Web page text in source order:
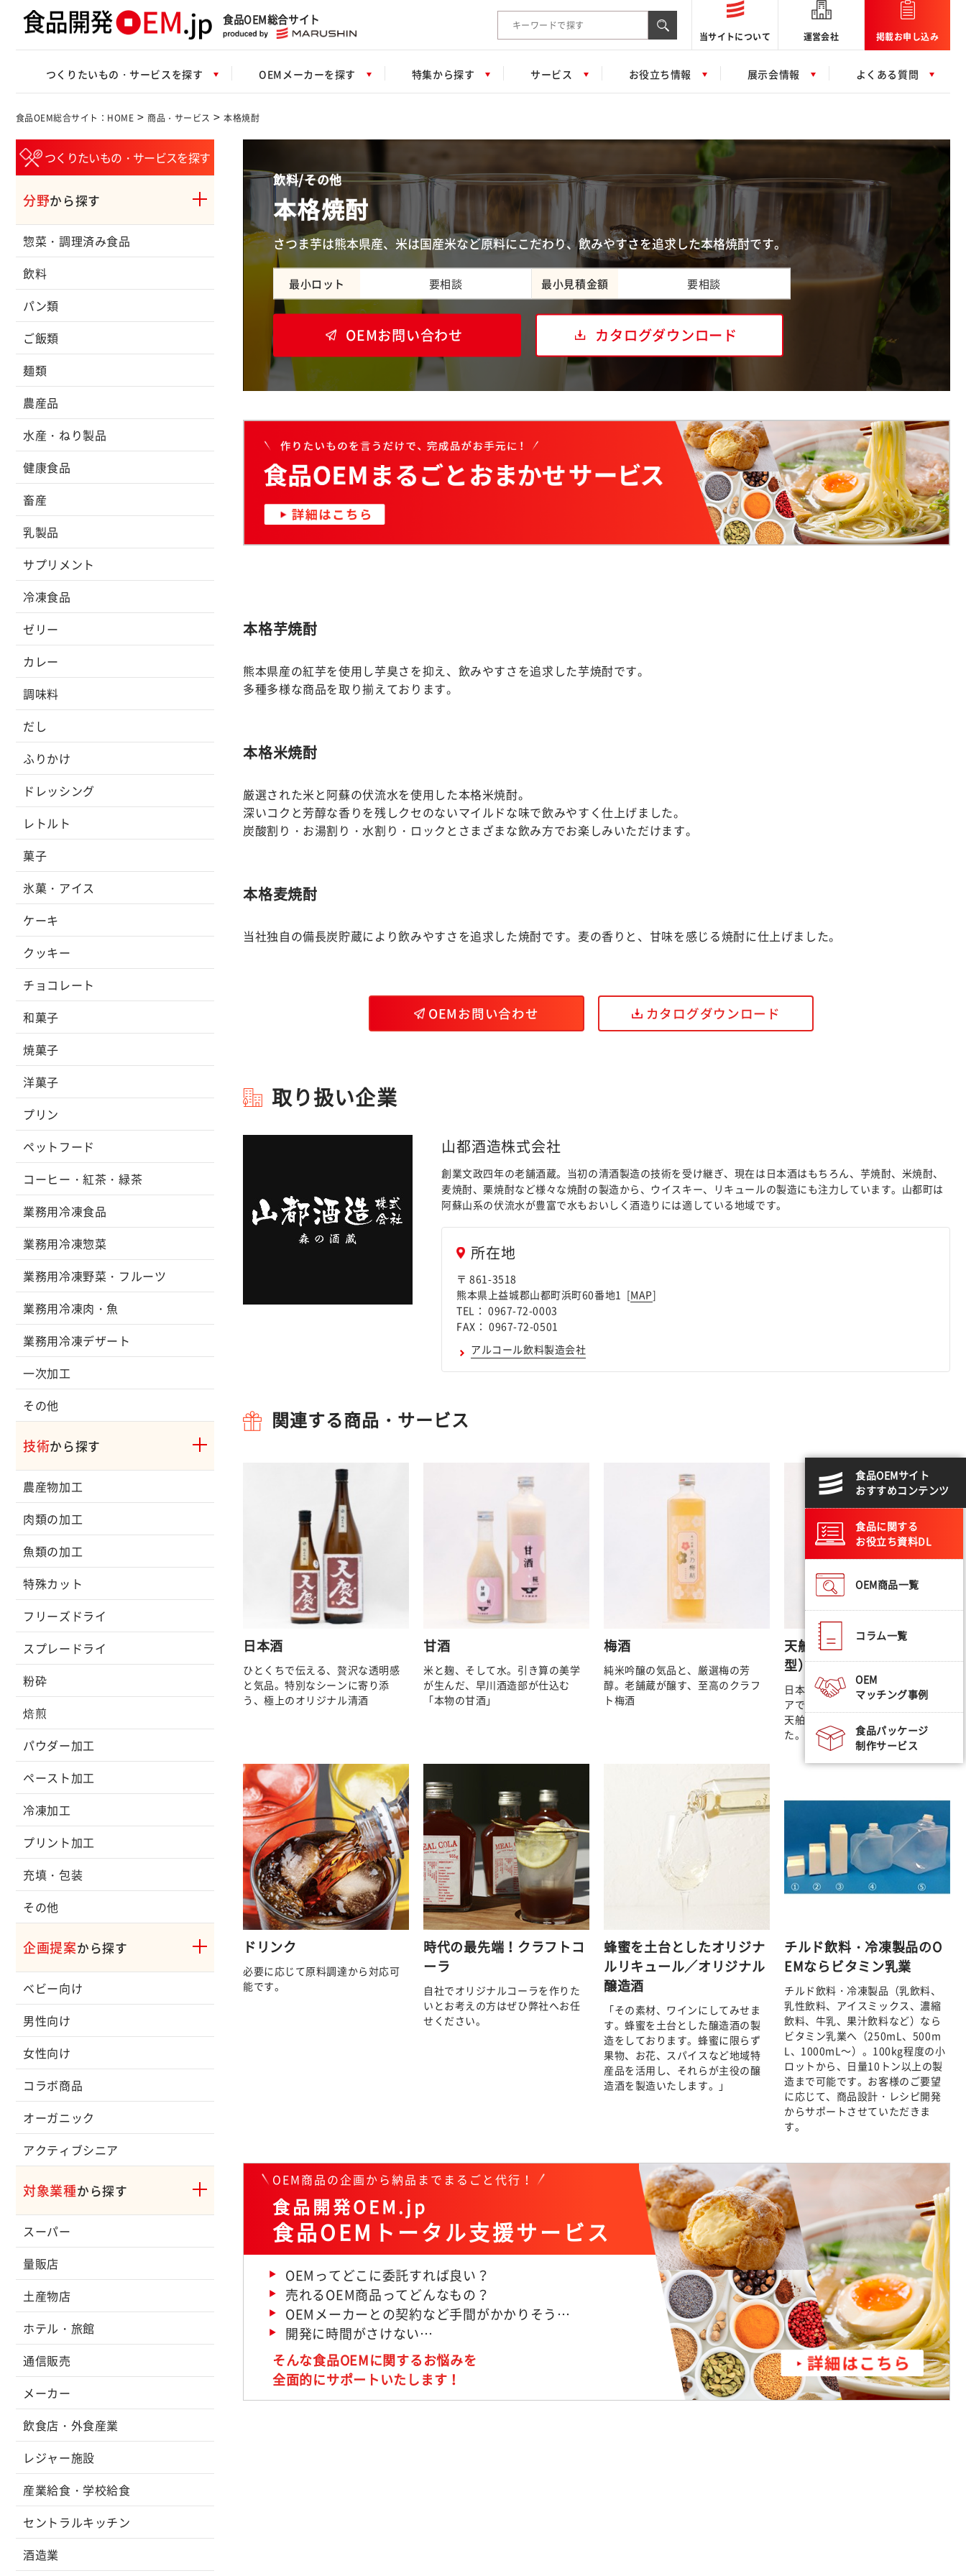
食品OEM総合サイト
検索キーワード入力 当サイトについて 運営会社 掲載お申し込み
つくりたいもの・サービスを探す OEMメーカーを探す 特集から探す サービス お役立ち情報 展示会情報 よくある質問
食品OEM総合サイト：HOME > 商品・サービス >本格焼酎
つくりたいもの・サービスを探す
分野から探す
惣菜・調理済み食品
飲料
パン類
ご飯類
麺類
農産品
水産・ねり製品
健康食品
畜産
乳製品
サプリメント
冷凍食品
ゼリー
カレー
調味料
だし
ふりかけ
ドレッシング
レトルト
菓子
氷菓・アイス
ケーキ
クッキー
チョコレート
和菓子
焼菓子
洋菓子
プリン
ペットフード
コーヒー・紅茶・緑茶
業務用冷凍食品
業務用冷凍惣菜
業務用冷凍野菜・フルーツ
業務用冷凍肉・魚
業務用冷凍デザート
一次加工
その他
技術から探す
農産物加工
肉類の加工
魚類の加工
特殊カット
フリーズドライ
スプレードライ
粉砕
焙煎
パウダー加工
ペースト加工
冷凍加工
プリント加工
充填・包装
その他
企画提案から探す
ベビー向け
男性向け
女性向け
コラボ商品
オーガニック
アクティブシニア
対象業種から探す
スーパー
量販店
土産物店
ホテル・旅館
通信販売
メーカー
飲食店・外食産業
レジャー施設
産業給食・学校給食
セントラルキッチン
酒造業
飲料/その他
本格焼酎
さつま芋は熊本県産、米は国産米など原料にこだわり、飲みやすさを追求した本格焼酎です。
最小ロット 要相談 最小見積金額 要相談
OEMお問い合わせ カタログダウンロード
本格芋焼酎
熊本県産の紅芋を使用し芋臭さを抑え、飲みやすさを追求した芋焼酎です。
多種多様な商品を取り揃えております。
本格米焼酎
厳選された米と阿蘇の伏流水を使用した本格米焼酎。
深いコクと芳醇な香りを残しクセのないマイルドな味で飲みやすく仕上げました。
炭酸割り・お湯割り・水割り・ロックとさまざまな飲み方でお楽しみいただけます。
本格麦焼酎
当社独自の備長炭貯蔵により飲みやすさを追求した焼酎です。麦の香りと、甘味を感じる焼酎に仕上げました。
OEMお問い合わせ カタログダウンロード
取り扱い企業
山都酒造株式会社
創業文政四年の老舗酒蔵。当初の清酒製造の技術を受け継ぎ、現在は日本酒はもちろん、芋焼酎、米焼酎、
麦焼酎、栗焼酎など様々な焼酎の製造から、ウイスキー、リキュールの製造にも注力しています。山都町は
阿蘇山系の伏流水が豊富で水もおいしく酒造りには適している地域です。
所在地
〒 861-3518
熊本県上益城郡山都町浜町60番地1 [MAP]
TEL： 0967-72-0003
FAX： 0967-72-0501
アルコール飲料製造会社
関連する商品・サービス
日本酒
ひとくちで伝える、贅沢な透明感
と気品。特別なシーンに寄り添
う、極上のオリジナル清酒
甘酒
米と麹、そして水。引き算の美学
が生んだ、早川酒造部が仕込む
「本物の甘酒」
梅酒
純米吟醸の気品と、厳選梅の芳
醇。老舗蔵が醸す、至高のクラフ
ト梅酒
天舶：tenpack（パウチ
型）
日本酒をもっとお手軽にアウトド
アで楽しむためのパウチ型商品・
天舶（tenpack）を開発しまし
た。
ドリンク
必要に応じて原料調達から対応可
能です。
時代の最先端！クラフトコ
ーラ
自社でオリジナルコーラを作りた
いとお考えの方はぜひ弊社へお任
せください。
蜂蜜を土台としたオリジナ
ルリキュール／オリジナル
醸造酒
「その素材、ワインにしてみせま
す。蜂蜜を土台とした醸造酒の製
造をしております。蜂蜜に限らず
果物、お花、スパイスなど地域特
産品を活用し、それらが主役の醸
造酒を製造いたします。」
チルド飲料・冷凍製品のO
EMならビタミン乳業
チルド飲料・冷凍製品（乳飲料、
乳性飲料、アイスミックス、濃縮
飲料、牛乳、果汁飲料など）なら
ビタミン乳業へ（250mL、500m
L、1000mL～）。100kg程度の小
ロットから、日量10トン以上の製
造まで可能です。お客様のご要望
に応じて、商品設計・レシピ開発
からサポートさせていただきま
す。
OEM商品の企画から納品までまるごと代行！
食品開発OEM.jp
食品OEMトータル支援サービス
OEMってどこに委託すれば良い？
売れるOEM商品ってどんなもの？
OEMメーカーとの契約など手間がかかりそう…
開発に時間がさけない…
そんな食品OEMに関するお悩みを
全面的にサポートいたします！
食品OEMサイト
おすすめコンテンツ
食品に関する
お役立ち資料DL
OEM商品一覧
コラム一覧
OEM
マッチング事例
食品パッケージ
制作サービス